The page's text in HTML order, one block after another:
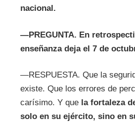
nacional.
—PREGUNTA. En
enseñanza deja el 7 de
—RESPUESTA. Que la
existe. Que los errores de
carísimo. Y que la fortaleza
solo en su ejército, sino en